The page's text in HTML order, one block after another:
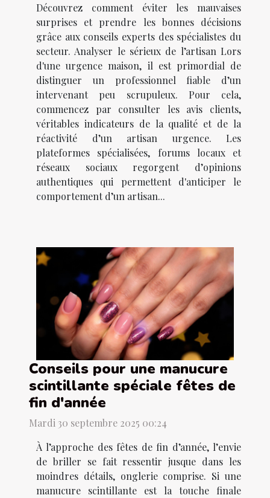
Découvrez comment éviter les mauvaises
surprises et prendre les bonnes décisions
grâce aux conseils experts des spécialistes du
secteur. Analyser le sérieux de l’artisan Lors
d'une urgence maison, il est primordial de
distinguer un professionnel fiable d’un
intervenant peu scrupuleux. Pour cela,
commencez par consulter les avis clients,
véritables indicateurs de la qualité et de la
réactivité d’un artisan urgence. Les
plateformes spécialisées, forums locaux et
réseaux sociaux regorgent d’opinions
authentiques qui permettent d'anticiper le
comportement d’un artisan...
Conseils pour une manucure
scintillante spéciale fêtes de
fin d'année
Mardi 30 septembre 2025 00:24
À l’approche des fêtes de fin d’année, l’envie
de briller se fait ressentir jusque dans les
moindres détails, onglerie comprise. Si une
manucure scintillante est la touche finale